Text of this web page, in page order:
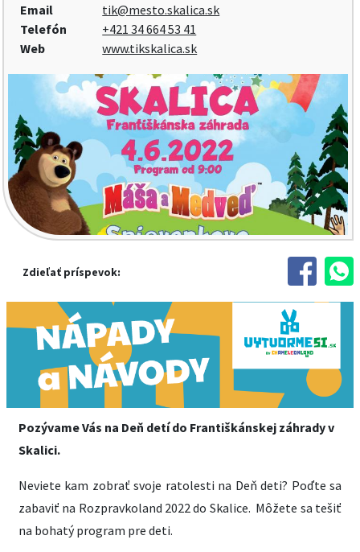
Email
tik@mesto.skalica.sk
Telefón
+421 34 664 53 41
Web
www.tikskalica.sk
Zdieľať príspevok:
Pozývame Vás na Deň detí do Františkánskej záhrady v
Skalici.
Neviete kam zobrať svoje ratolesti na Deň deti? Poďte sa
zabaviť na Rozpravkoland 2022 do Skalice. Môžete sa tešiť
na bohatý program pre deti.